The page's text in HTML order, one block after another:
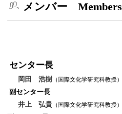
メンバー Members
センター長
岡田 浩樹 （国際文化学研究科教授）
副センター長
井上 弘貴 （国際文化学研究科教授）